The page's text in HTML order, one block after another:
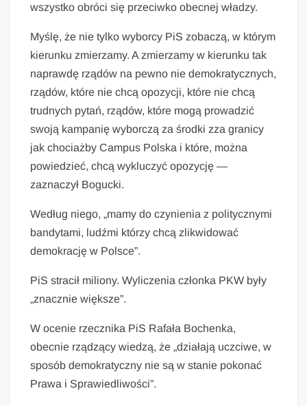
wszystko obróci się przeciwko obecnej władzy.
Myślę, że nie tylko wyborcy PiS zobaczą, w którym
kierunku zmierzamy. A zmierzamy w kierunku tak
naprawdę rządów na pewno nie demokratycznych,
rządów, które nie chcą opozycji, które nie chcą
trudnych pytań, rządów, które mogą prowadzić
swoją kampanię wyborczą za środki zza granicy
jak chociażby Campus Polska i które, można
powiedzieć, chcą wykluczyć opozycję —
zaznaczył Bogucki.
Według niego, „mamy do czynienia z politycznymi
bandytami, ludźmi którzy chcą zlikwidować
demokrację w Polsce”.
PiS stracił miliony. Wyliczenia członka PKW były
„znacznie większe”.
W ocenie rzecznika PiS Rafała Bochenka,
obecnie rządzący wiedzą, że „działają uczciwe, w
sposób demokratyczny nie są w stanie pokonać
Prawa i Sprawiedliwości”.